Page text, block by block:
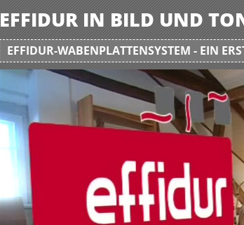
EFFIDUR IN BILD UND
EFFIDUR-WABENPLATTENSYSTEM - EIN